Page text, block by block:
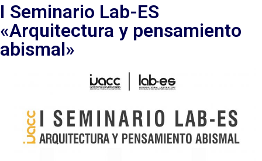
I Seminario Lab-ES
«Arquitectura y pensamiento
abismal»